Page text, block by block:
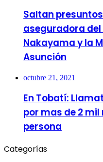
Saltan
aseguradora
Nakayama y la
Asunción
octubre 21, 2021
En Tobatí:
por mas de 2
persona
Categorías